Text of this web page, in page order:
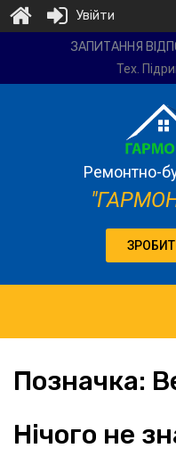
компанія
ЗАПИТАННЯ
Тех.
Ремонтно-
Позначка:
Нічого не
Увійти